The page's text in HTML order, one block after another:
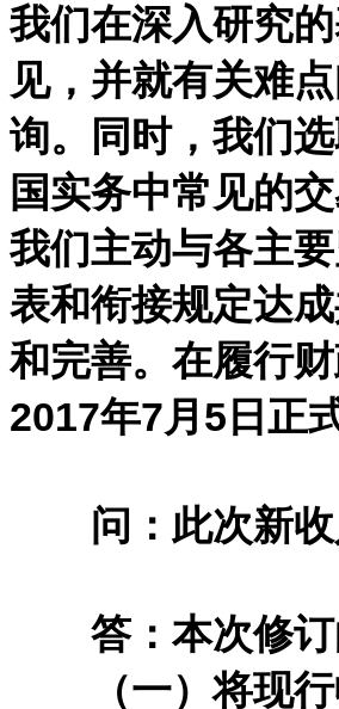
我们在深入研究
见，并就有关难
询。同时，我们
国实务中常见的
我们主动与各主
表和衔接规定达
和完善。在履行
2017年7月5日正
问：此次新收
答：本次修订
（一）将现行